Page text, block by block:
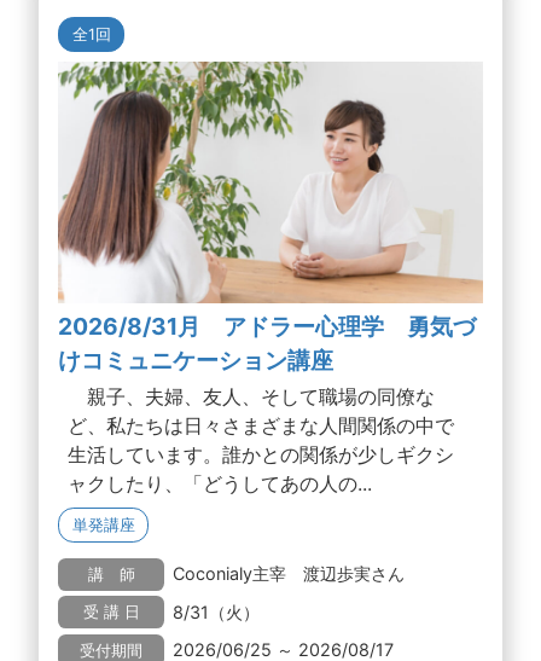
全1回
2026/8/31月 アドラー心理学 勇気づ
けコミュニケーション講座
親子、夫婦、友人、そして職場の同僚な
ど、私たちは日々さまざまな人間関係の中で
生活しています。誰かとの関係が少しギクシ
ャクしたり、「どうしてあの人の...
単発講座
講 師 Coconialy主宰 渡辺歩実さん
受 講 日 8/31（火）
受付期間 2026/06/25 ～ 2026/08/17